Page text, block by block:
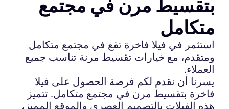
بتقسيط مرن في مجتمع
متكامل
استثمر في فيلا فاخرة تقع في مجتمع متكامل
ومتقدم، مع خيارات تقسيط مرنة تناسب جميع
العملاء.
يسرنا أن نقدم لكم فرصة الحصول على فيلا
فاخرة بتقسيط مرن في مجتمع متكامل. تتميز
هذه الفيلات بالتصميم العصري والموقع المميز،